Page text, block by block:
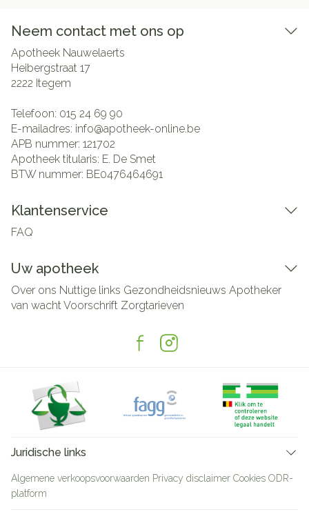
Neem contact met ons op
Apotheek Nauwelaerts
Heibergstraat 17
2222 Itegem
Telefoon: 015 24 69 90
E-mailadres: info@apotheek-online.be
APB nummer: 121702
Apotheek titularis: E. De Smet
BTW nummer: BE0476464691
Klantenservice
FAQ
Uw apotheek
Over ons Nuttige links Gezondheidsnieuws Apotheker
van wachtVoorschrift Zorgtarieven
Juridische links
Algemene verkoopsvoorwaarden Privacy disclaimer Cookies ODR-
platform